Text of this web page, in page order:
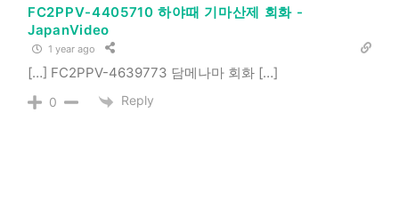
FC2PPV-4405710 하야때 기마산제 회화 -
JapanVideo
1 year ago
[…] FC2PPV-4639773 담메나마 회화 […]
0 Reply